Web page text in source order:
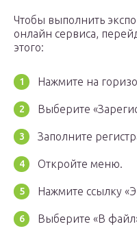
Чтобы выполнить
онлайн сервиса,
этого:
Нажмите на
Выберите
Заполните
Откройте меню.
Нажмите ссылку
Выберите «В